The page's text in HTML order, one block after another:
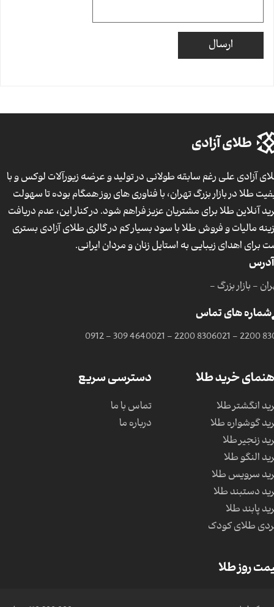
آزادی علی رغم سابقه طولانی در تولید و عرضه زیورآلات لوکس و با
طلا در بازار بزرگ تهران، با فناوری های روز همگام بوده تا سهولت
آنلاین طلا برای مشتریان عزیز فراهم شود. در کنار این، عدم دریافت
مالیات و فروش طلا با سود بسیار کم در گالری طلای آزادی بستری
برای اهدای زیبایی به استایل زنان و مردان ایرانی.
آدرس
- بازار بزرگ -
شماره های تماس
021 - 2200
021 - 2200 8306
0912 - 309 4640
خرید طلا
انگشتر طلا
گوشواره طلا
زنجیر طلا
النگو طلا
سرویس طلا
دستبند طلا
پابند طلا
طلای کودک
دسترسی سریع
تماس با ما
درباره ما
روز طلا